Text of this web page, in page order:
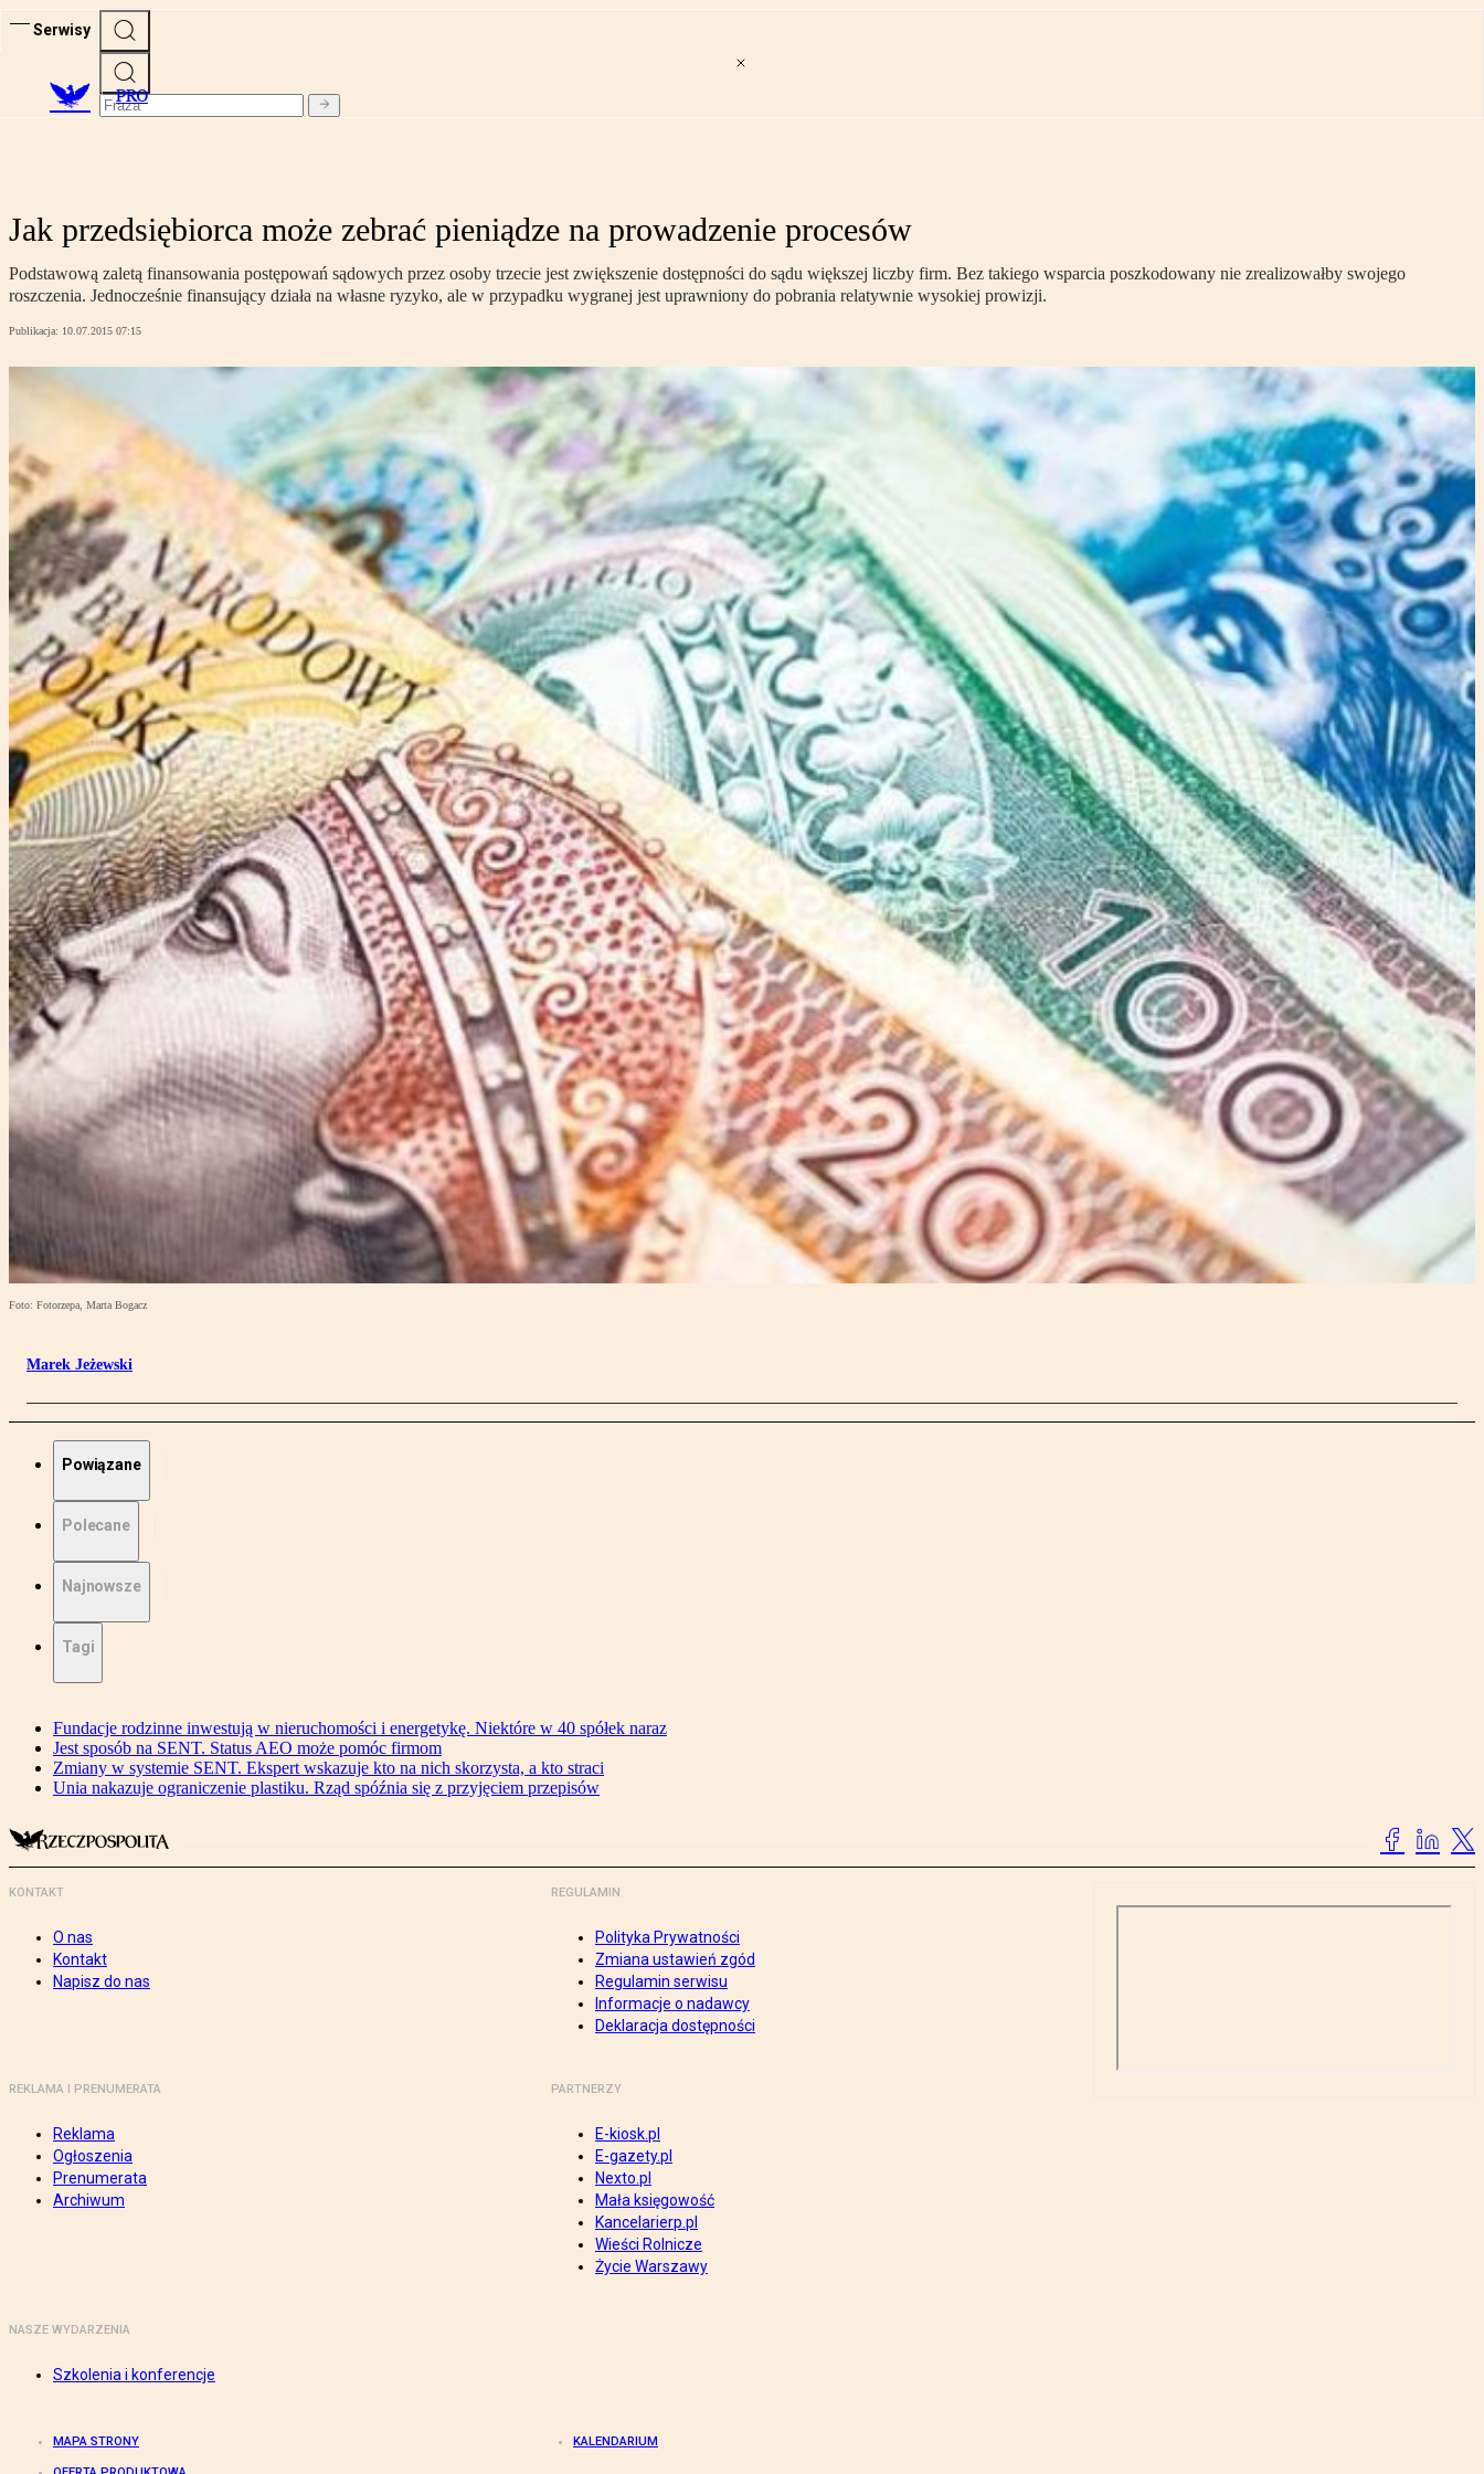
Serwisy
PRO
Jak przedsiębiorca może zebrać pieniądze na prowadzenie procesów
Podstawową zaletą finansowania postępowań sądowych przez osoby trzecie jest zwiększenie dostępności do sądu większej liczby firm. Bez takiego wsparcia poszkodowany nie zrealizowałby swojego
roszczenia. Jednocześnie finansujący działa na własne ryzyko, ale w przypadku wygranej jest uprawniony do pobrania relatywnie wysokiej prowizji.
Publikacja: 10.07.2015 07:15
Foto: Fotorzepa, Marta Bogacz
Marek Jeżewski
Powiązane
Polecane
Najnowsze
Tagi
Fundacje rodzinne inwestują w nieruchomości i energetykę. Niektóre w 40 spółek naraz
Jest sposób na SENT. Status AEO może pomóc firmom
Zmiany w systemie SENT. Ekspert wskazuje kto na nich skorzysta, a kto straci
Unia nakazuje ograniczenie plastiku. Rząd spóźnia się z przyjęciem przepisów
KONTAKT
O nas
Kontakt
Napisz do nas
REGULAMIN
Polityka Prywatności
Zmiana ustawień zgód
Regulamin serwisu
Informacje o nadawcy
Deklaracja dostępności
REKLAMA I PRENUMERATA
Reklama
Ogłoszenia
Prenumerata
Archiwum
PARTNERZY
E-kiosk.pl
E-gazety.pl
Nexto.pl
Mała księgowość
Kancelarierp.pl
Wieści Rolnicze
Życie Warszawy
NASZE WYDARZENIA
Szkolenia i konferencje
MAPA STRONY KALENDARIUM